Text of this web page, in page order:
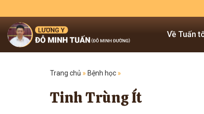
Về Tuấn
Trang chủ » Bệnh học »
Tinh Trùng Ít